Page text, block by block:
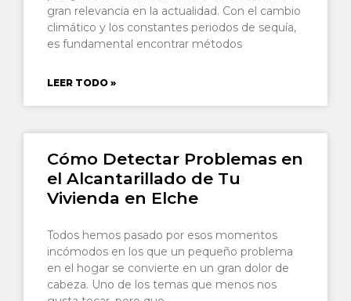
gran relevancia en la actualidad. Con el cambio
climático y los constantes periodos de sequía,
es fundamental encontrar métodos
LEER TODO »
Cómo Detectar Problemas en
el Alcantarillado de Tu
Vivienda en Elche
Todos hemos pasado por esos momentos
incómodos en los que un pequeño problema
en el hogar se convierte en un gran dolor de
cabeza. Uno de los temas que menos nos